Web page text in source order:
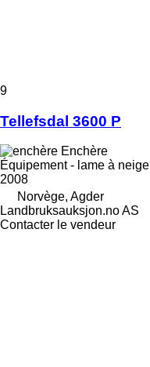
9
Tellefsdal 3600 P
Enchère
Équipement - lame à neige
2008
Norvège, Agder
Landbruksauksjon.no AS
Contacter le vendeur